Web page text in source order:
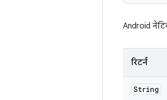
Android
रिटर्न
String